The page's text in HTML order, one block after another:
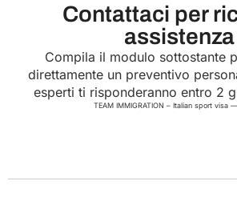
Contattaci per
assistenza
Compila il modulo sottostante
direttamente un preventivo
esperti ti risponderanno entro 2
TEAM IMMIGRATION – Italian sport visa